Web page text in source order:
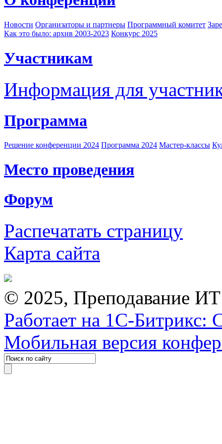
Новости Организаторы и партнеры Программный комитет
Как это было: архив 2003-2023 Конкурс 2025
Участникам
Информация для
Программа
Решение конференции 2024 Программа 2024 Мастер-классы
Место проведения
Форум
Распечатать страницу
Карта сайта
© 2025, Преподавание
Работает на 1С-Битрикс:
Мобильная версия